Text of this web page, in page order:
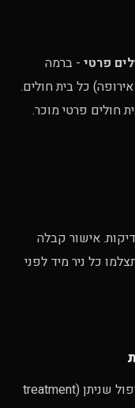
פרטי - ברמה
כל בית חולים.
חולים פרטי מוכר.
אישור קבלה
כל ניר מיד לפני
בקשו מהרופא: אבחנה (diagnosis), טיפול שניתן (treatment